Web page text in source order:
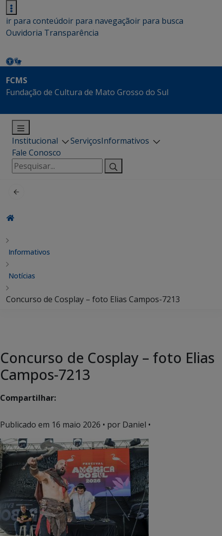
ir para conteúdoir para navegaçãoir para busca
Ouvidoria Transparência
FCMS
Fundação de Cultura de Mato Grosso do Sul
Institucional ServiçosInformativos
Fale Conosco
Pesquisar
por:
Informativos
Notícias
Concurso de Cosplay – foto Elias Campos-7213
Concurso de Cosplay – foto Elias
Campos-7213
Compartilhar:
Publicado em 16 maio 2026 • por Daniel •